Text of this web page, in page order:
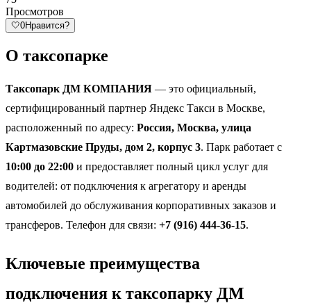
Просмотров
🤍0Нравится?
О таксопарке
Таксопарк ДМ КОМПАНИЯ — это официальный,
сертифицированный партнер Яндекс Такси в Москве,
расположенный по адресу: Россия, Москва, улица
Картмазовские Пруды, дом 2, корпус 3. Парк работает с
10:00 до 22:00 и предоставляет полный цикл услуг для
водителей: от подключения к агрегатору и аренды
автомобилей до обслуживания корпоративных заказов и
трансферов. Телефон для связи: +7 (916) 444-36-15.
Ключевые преимущества
подключения к таксопарку ДМ